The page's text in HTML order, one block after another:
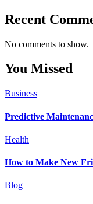
Recent
No comments to show.
You Missed
Business
Predictive
Health
How to Make New
Blog